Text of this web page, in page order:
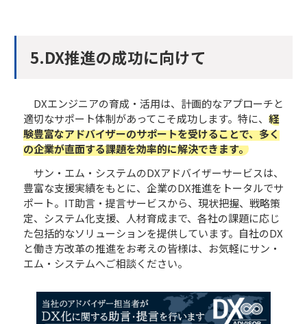
5.DX推進の成功に向けて
DXエンジニアの育成・活用は、計画的なアプローチと
適切なサポート体制があってこそ成功します。特に、 経
験豊富なアドバイザーのサポートを受けることで、多く
の企業が直面する課題を効率的に解決できます。
サン・エム・システムのDXアドバイザーサービスは、
豊富な支援実績をもとに、企業のDX推進をトータルでサ
ポート。IT助言・提言サービスから、現状把握、戦略策
定、システム化支援、人材育成まで、各社の課題に応じ
た包括的なソリューションを提供しています。自社のDX
と働き方改革の推進をお考えの皆様は、お気軽にサン・
エム・システムへご相談ください。